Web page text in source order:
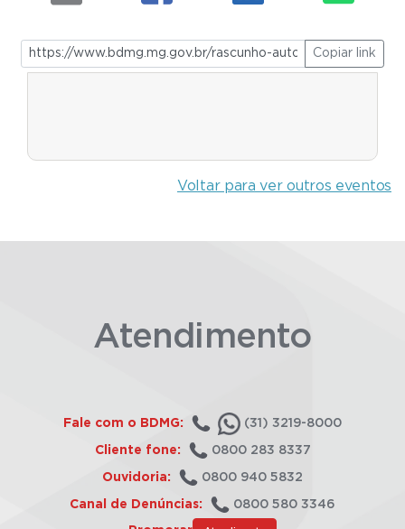
Copiar link
Voltar para ver outros eventos
Atendimento
Fale com o BDMG: (31) 3219-8000
Cliente fone: 0800 283 8337
Ouvidoria: 0800 940 5832
Canal de Denúncias: 0800 580 3346